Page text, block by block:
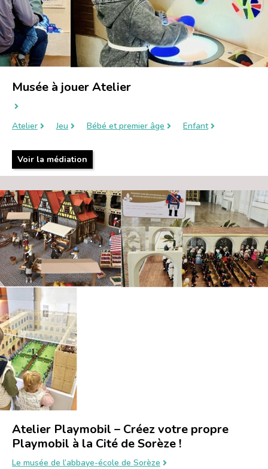
Musée à jouer Atelier
Atelier Jeu Bébé et premier âge Enfant
Voir la médiation
Atelier Playmobil – Créez votre propre
Playmobil à la Cité de Sorèze !
Le musée de l’abbaye-école de Sorèze